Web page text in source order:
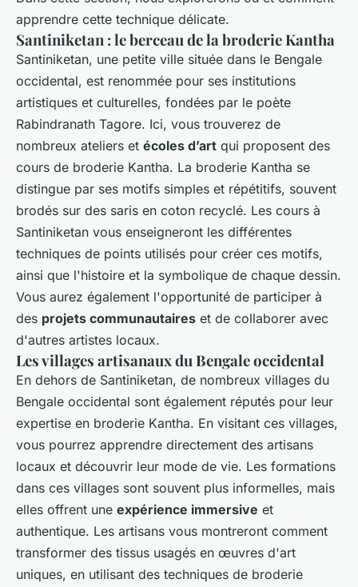
apprendre cette technique délicate.
Santiniketan : le berceau de la broderie Kantha
Santiniketan, une petite ville située dans le Bengale
occidental, est renommée pour ses institutions
artistiques et culturelles, fondées par le poète
Rabindranath Tagore. Ici, vous trouverez de
nombreux ateliers et écoles d’art qui proposent des
cours de broderie Kantha. La broderie Kantha se
distingue par ses motifs simples et répétitifs, souvent
brodés sur des saris en coton recyclé. Les cours à
Santiniketan vous enseigneront les différentes
techniques de points utilisés pour créer ces motifs,
ainsi que l'histoire et la symbolique de chaque dessin.
Vous aurez également l'opportunité de participer à
des projets communautaires et de collaborer avec
d'autres artistes locaux.
Les villages artisanaux du Bengale occidental
En dehors de Santiniketan, de nombreux villages du
Bengale occidental sont également réputés pour leur
expertise en broderie Kantha. En visitant ces villages,
vous pourrez apprendre directement des artisans
locaux et découvrir leur mode de vie. Les formations
dans ces villages sont souvent plus informelles, mais
elles offrent une expérience immersive et
authentique. Les artisans vous montreront comment
transformer des tissus usagés en œuvres d'art
uniques, en utilisant des techniques de broderie